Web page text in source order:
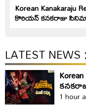
Korean Kanakaraju
కొరియ‌న్ క‌న‌క‌రాజు సినిమా
LATEST NEWS
1 hour